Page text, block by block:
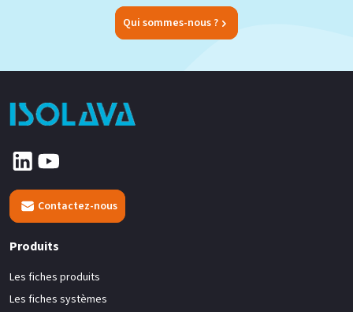
Qui sommes-nous ?
Contactez-nous
Produits
Les fiches produits
Les fiches systèmes